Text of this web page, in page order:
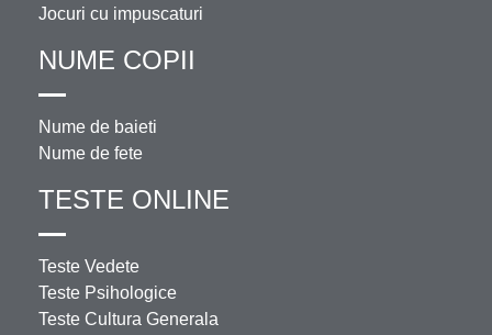
Jocuri cu impuscaturi
NUME COPII
Nume de baieti
Nume de fete
TESTE ONLINE
Teste Vedete
Teste Psihologice
Teste Cultura Generala